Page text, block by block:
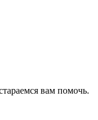
вам помочь.